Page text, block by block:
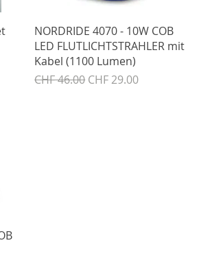
Schnellansicht
NORDRIDE 4070 - 10W COB
LED FLUTLICHTSTRAHLER mit
Kabel (1100 Lumen)
Standardpreis
CHF 46.00 Sale-Preis
CHF 29.00